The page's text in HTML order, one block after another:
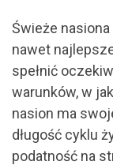
Świeże
nawet
spełnić
warunków, w
nasion ma
długość cyklu
podatność na